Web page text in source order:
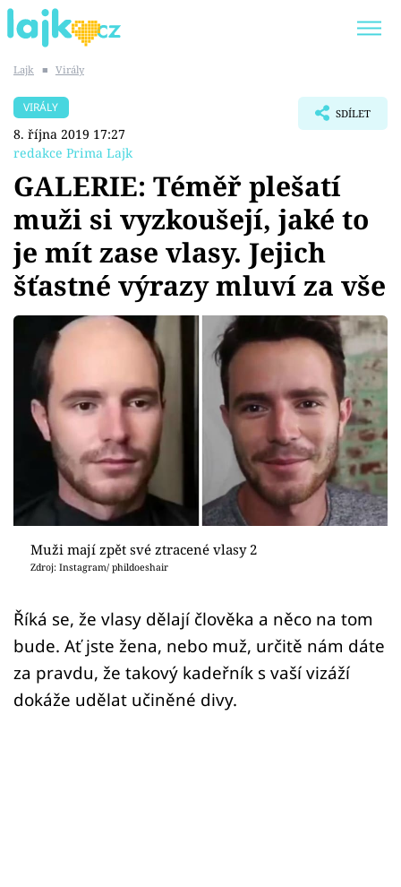
SHOPAHOLICADEL
Témata
Showbyznys
Youtubeři
Virály
Sex a vztahy
Videa
Sledujte prima+
Přihlášení
Sledujte nás
Lajk ■ Virály
VIRÁLY
8. října 2019 17:27
redakce Prima Lajk
SDÍLET
GALERIE: Téměř plešatí
muži si vyzkoušejí, jaké to
je mít zase vlasy. Jejich
šťastné výrazy mluví za vše
Muži mají zpět své ztracené vlasy 2
Zdroj: Instagram/ phildoeshair
Říká se, že vlasy dělají člověka a něco na tom
bude. Ať jste žena, nebo muž, určitě nám dáte
za pravdu, že takový kadeřník s vaší vizáží
dokáže udělat učiněné divy.